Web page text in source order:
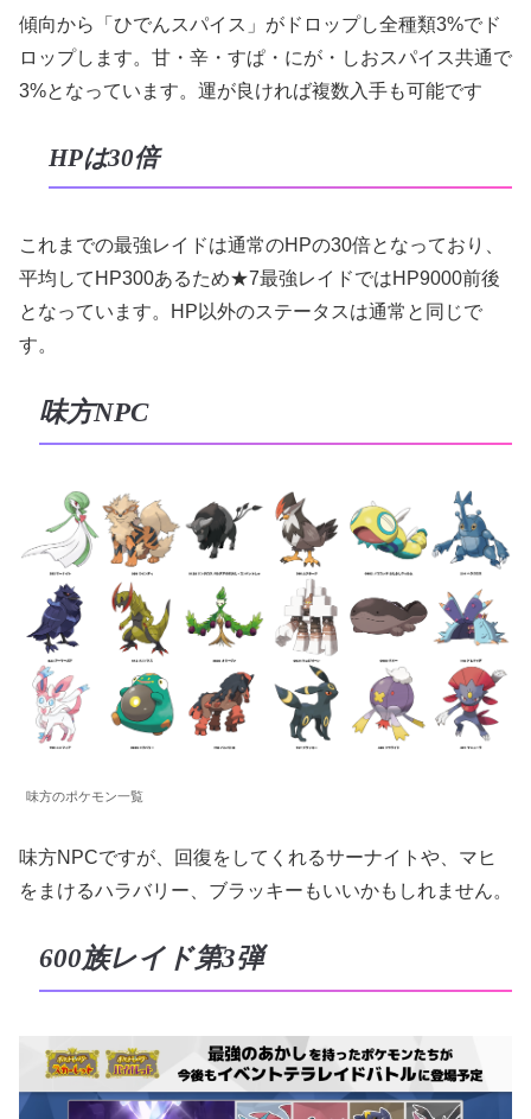
傾向から「ひでんスパイス」がドロップし全種類3%でド
ロップします。甘・辛・すぱ・にが・しおスパイス共通で
3%となっています。運が良ければ複数入手も可能です
HPは30倍
これまでの最強レイドは通常のHPの30倍となっており、
平均してHP300あるため★7最強レイドではHP9000前後
となっています。HP以外のステータスは通常と同じで
す。
味方NPC
味方のポケモン一覧
味方NPCですが、回復をしてくれるサーナイトや、マヒ
をまけるハラバリー、ブラッキーもいいかもしれません。
600族レイド第3弾